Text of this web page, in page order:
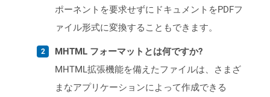
ポーネントを要求せずにドキュメントをPDFフ
ァイル形式に変換することもできます。
MHTML フォーマットとは何ですか?
MHTML拡張機能を備えたファイルは、さまざ
まなアプリケーションによって作成できる